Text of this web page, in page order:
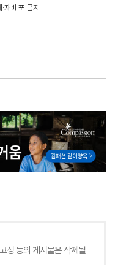
재배포 금지